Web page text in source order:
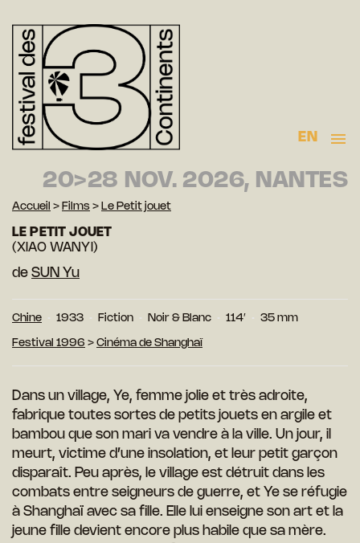
EN
20>28 NOV. 2026, NANTES
Accueil > Films > Le Petit jouet
LE PETIT JOUET
(XIAO WANYI)
de SUN Yu
Chine 1933 Fiction Noir & Blanc 114′ 35 mm
Festival 1996 > Cinéma de Shanghaï
Dans un village, Ye, femme jolie et très adroite,
fabrique toutes sortes de petits jouets en argile et
bambou que son mari va vendre à la ville. Un jour, il
meurt, victime d’une insolation, et leur petit garçon
disparaît. Peu après, le village est détruit dans les
combats entre seigneurs de guerre, et Ye se réfugie
à Shanghaï avec sa fille. Elle lui enseigne son art et la
jeune fille devient encore plus habile que sa mère.